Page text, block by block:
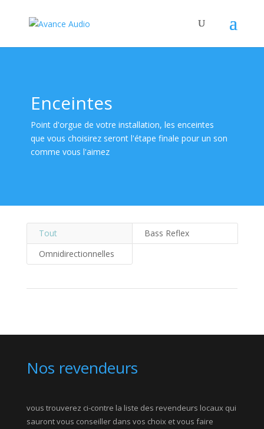
Enceintes
Point d'orgue de votre installation, les enceintes
que vous choisirez seront l'étape finale pour un son
comme vous l'aimez
Tout
Bass Reflex
Omnidirectionnelles
Nos revendeurs
vous trouverez ci-contre la liste des revendeurs locaux qui
sauront vous conseiller dans vos choix et vous faire